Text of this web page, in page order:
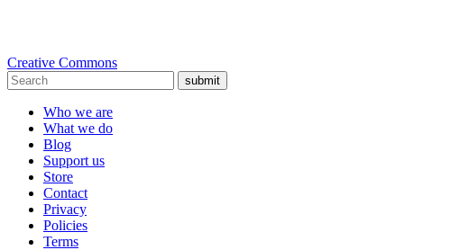
Creative Commons
submit
Who we are
What we do
Blog
Support us
Store
Contact
Privacy
Policies
Terms